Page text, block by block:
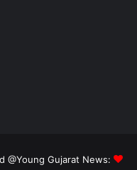
@Young Gujarat News: